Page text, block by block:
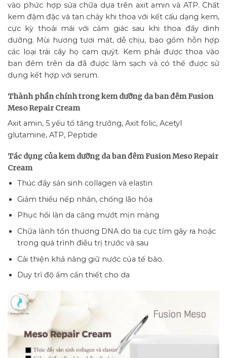
vào phức hợp sửa chữa dựa trên axit amin và ATP. Chất
kem đậm đặc và tan chảy khi thoa với kết cấu dạng kem,
cực kỳ thoải mái với cảm giác sau khi thoa đầy dinh
dưỡng. Mùi hương tươi mát, dễ chịu, bao gồm hỗn hợp
các loại trái cây họ cam quýt. Kem phải được thoa vào
ban đêm trên da đã được làm sạch và có thể được sử
dụng kết hợp với serum.
Thành phần chính trong kem dưỡng da ban đêm Fusion
Meso Repair Cream
Axit amin, 5 yếu tố tăng trưởng, Axit folic, Acetyl
glutamine, ATP, Peptide
Tác dụng của kem dưỡng da ban đêm Fusion Meso Repair
Cream
Thúc đẩy sản sinh collagen và elastin
Giảm thiểu nếp nhăn, chống lão hóa
Phục hồi làn da căng mướt mịn màng
Chữa lành tổn thương DNA do tia cực tím gây ra hoặc
trong quá trình điều trị trước và sau
Cải thiện khả năng giữ nước của tế bào.
Duy trì độ ẩm cần thiết cho da